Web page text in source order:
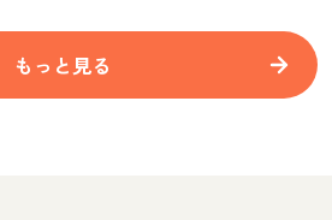
もっと見る